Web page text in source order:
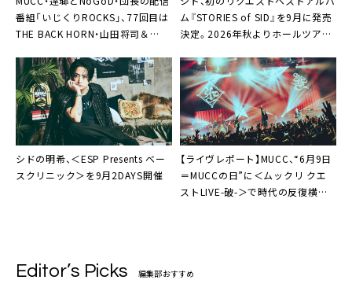
番組「いじくりROCKS」、77回目は
THE BACK HORN・山田将司＆
オ生出演
ム『STORIES of SID』を9月に発売
決定。2026年秋よりホールツアー
シドの明希、＜ESP Presents ベー
スクリニック＞を9月2DAYS開催
【ライヴレポート】MUCC、“6月9日
＝MUCCの日”に＜ムックリ クエ
ストLIVE-破-＞で時代の反復横飛
Editor’s Picks 編集部おすすめ